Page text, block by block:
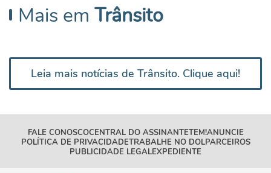
Mais em Trânsito
Leia mais notícias de Trânsito. Clique aqui!
FALE CONOSCOCENTRAL DO ASSINANTETEM!ANUNCIE
POLÍTICA DE PRIVACIDADETRABALHE NO DOLPARCEIROS
PUBLICIDADE LEGALEXPEDIENTE